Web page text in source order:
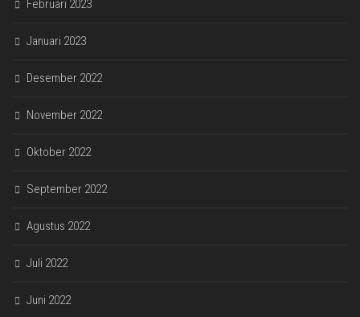
Februari 2023
Januari 2023
Desember 2022
November 2022
Oktober 2022
September 2022
Agustus 2022
Juli 2022
Juni 2022